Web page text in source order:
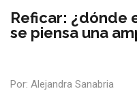
Reficar: ¿dónde
se piensa una
Por: Alejandra Sanabria